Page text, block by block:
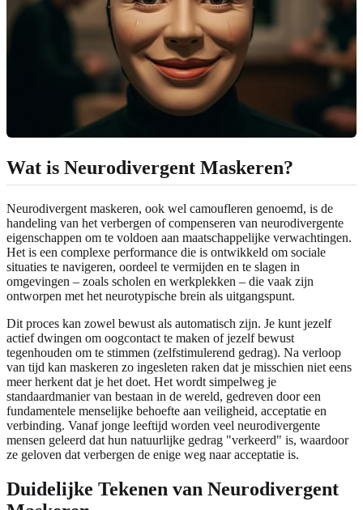
Wat is Neurodivergent Maskeren?
Neurodivergent maskeren, ook wel camoufleren genoemd, is de
handeling van het verbergen of compenseren van neurodivergente
eigenschappen om te voldoen aan maatschappelijke verwachtingen.
Het is een complexe performance die is ontwikkeld om sociale
situaties te navigeren, oordeel te vermijden en te slagen in
omgevingen – zoals scholen en werkplekken – die vaak zijn
ontworpen met het neurotypische brein als uitgangspunt.
Dit proces kan zowel bewust als automatisch zijn. Je kunt jezelf
actief dwingen om oogcontact te maken of jezelf bewust
tegenhouden om te stimmen (zelfstimulerend gedrag). Na verloop
van tijd kan maskeren zo ingesleten raken dat je misschien niet eens
meer herkent dat je het doet. Het wordt simpelweg je
standaardmanier van bestaan in de wereld, gedreven door een
fundamentele menselijke behoefte aan veiligheid, acceptatie en
verbinding. Vanaf jonge leeftijd worden veel neurodivergente
mensen geleerd dat hun natuurlijke gedrag "verkeerd" is, waardoor
ze geloven dat verbergen de enige weg naar acceptatie is.
Duidelijke Tekenen van Neurodivergent